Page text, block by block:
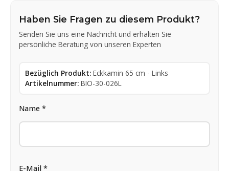
Haben Sie Fragen zu diesem Produkt?
Senden Sie uns eine Nachricht und erhalten Sie
persönliche Beratung von unseren Experten
Bezüglich Produkt: Eckkamin 65 cm - Links
Artikelnummer: BIO-30-026L
Name *
E-Mail *